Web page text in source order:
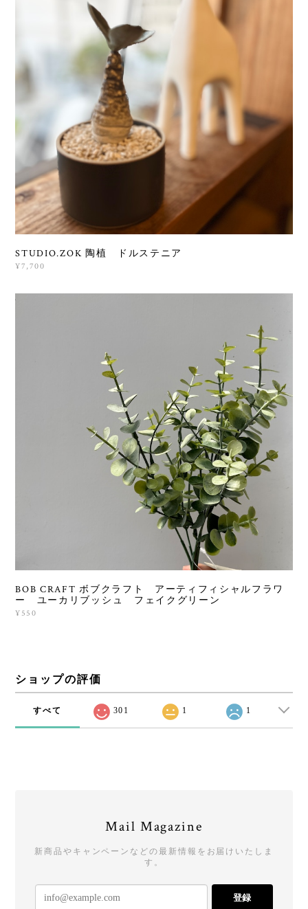
STUDIO.ZOK 陶植 ドルステニア
¥7,700
BOB CRAFT ボブクラフト アーティフィシャルフラワ
ー ユーカリブッシュ フェイクグリーン
¥550
ショップの評価
すべて 301 1 1
Mail Magazine
新商品やキャンペーンなどの最新情報をお届けいたしま
す。
登録